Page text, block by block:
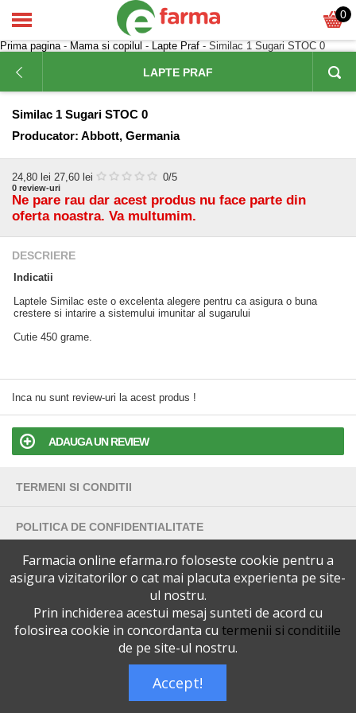
0
Prima pagina- Mama si copilul - Lapte Praf - Similac 1 Sugari STOC 0
LAPTE PRAF
Similac 1 Sugari STOC 0
Producator: Abbott, Germania
24,80 lei 27,60 lei 0/5
0 review-uri
Ne pare rau dar acest produs nu face parte din
oferta noastra. Va multumim.
DESCRIERE
Indicatii
Laptele Similac este o excelenta alegere pentru ca asigura o buna
crestere si intarire a sistemului imunitar al sugarului
Cutie 450 grame.
Inca nu sunt review-uri la acest produs !
ADAUGA UN REVIEW
TERMENI SI CONDITII
POLITICA DE CONFIDENTIALITATE
VERSIUNEA DESKTOP
Telefoane eFarma:
0727515368
Dreptul de autor © efarma.ro - Toate Drepturile Rezervate.
Farmacia online efarma.ro foloseste cookie pentru a
asigura vizitatorilor o cat mai placuta experienta pe site-
ul nostru.
Prin inchiderea acestui mesaj sunteti de acord cu
folosirea cookie in concordanta cu termenii si conditiile
de pe site-ul nostru.
Accept!